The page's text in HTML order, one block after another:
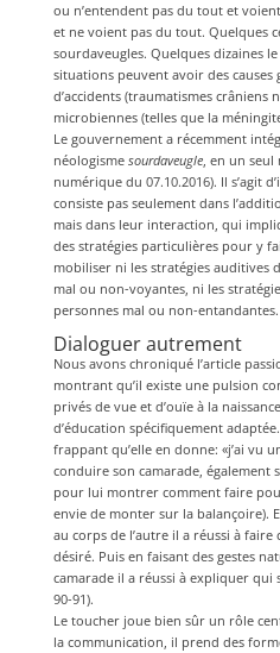
ou n’entendent pas du tout et
et ne voient pas du tout. Quelques
sourdaveugles. Quelques dizaines
situations peuvent avoir des causes
d’accidents (traumatismes crâniens
microbiennes (telles que la
Le gouvernement a récemment
néologisme sourdaveugle, en un seul
numérique du 07.10.2016). Il s’agit
consiste pas seulement dans
mais dans leur interaction, qui
des stratégies particulières pour y
mobiliser ni les stratégies auditives
mal ou non-voyantes, ni les
personnes mal ou non-entandantes.
Dialoguer autrement
Nous avons chroniqué l’article
montrant qu’il existe une pulsion
privés de vue et d’ouïe à la
d’éducation spécifiquement
frappant qu’elle en donne: «j’ai vu
conduire son camarade, également
pour lui montrer comment faire
envie de monter sur la balançoire).
au corps de l’autre il a réussi à
désiré. Puis en faisant des gestes
camarade il a réussi à expliquer qui
90-91).
Le toucher joue bien sûr un rôle
la communication, il prend des